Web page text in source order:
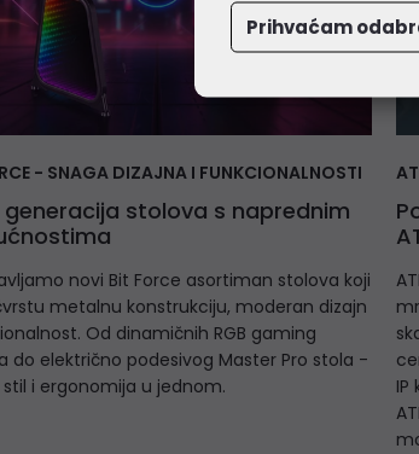
- SNAGA DIZAJNA I FUNKCIONALNOSTI
generacija stolova s naprednim
novi Bit Force asortiman stolova koji
metalnu konstrukciju, moderan dizajn
Od dinamičnih RGB gaming
do električno podesivog Master Pro stola -
stil i ergonomija u jednom.
IP
Prihvaćam